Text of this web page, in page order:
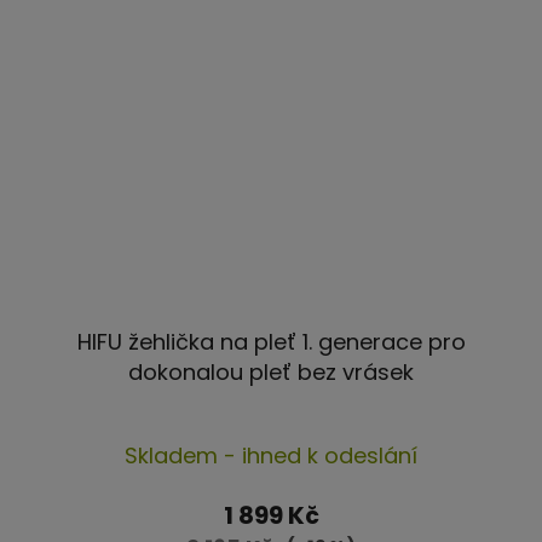
HIFU žehlička na pleť 1. generace pro
dokonalou pleť bez vrásek
hodnocení
produktu
Skladem - ihned k odeslání
1 899 Kč